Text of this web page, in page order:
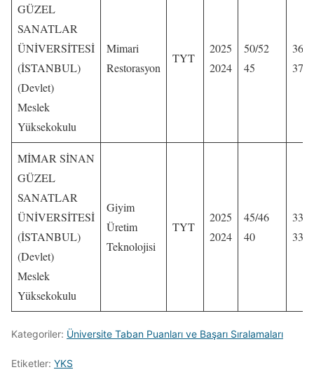
GÜZEL
SANATLAR
ÜNİVERSİTESİ
(İSTANBUL)
(Devlet)
Meslek
Yüksekokulu
Mimari
Restorasyon
TYT
2025
2024
50/52
45
MİMAR SİNAN
GÜZEL
SANATLAR
ÜNİVERSİTESİ
(İSTANBUL)
(Devlet)
Meslek
Yüksekokulu
Giyim
Üretim
Teknolojisi
TYT
2025
2024
45/46
40
Kategoriler: Üniversite Taban Puanları ve Başarı Sıralamaları
Etiketler: YKS